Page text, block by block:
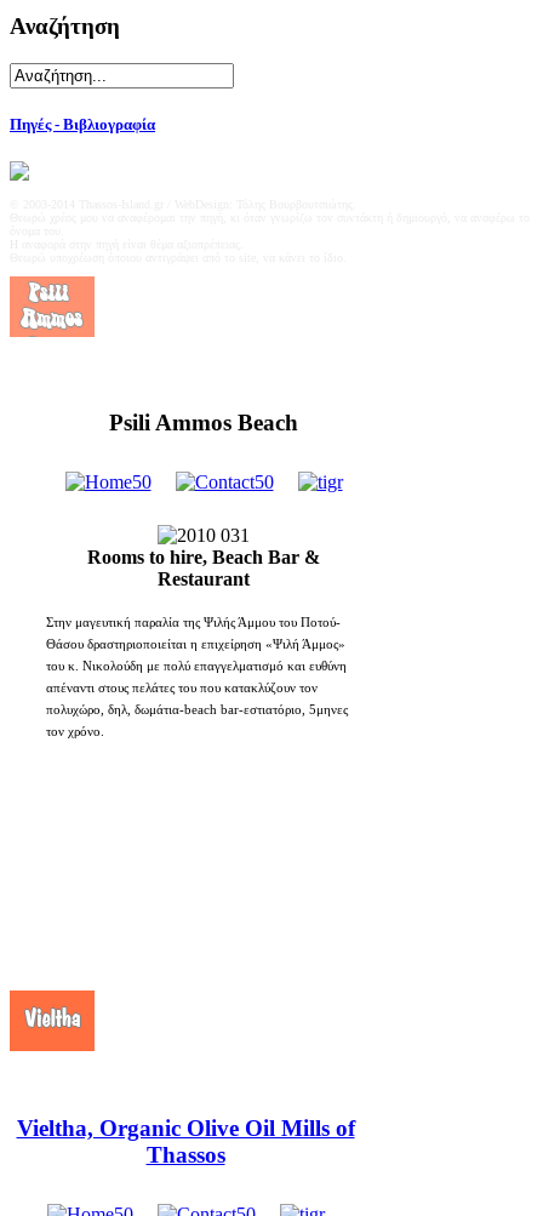
Αναζήτηση
Πηγές - Βιβλιογραφία
Psili Ammos Beach
Rooms to hire, Beach Bar &
Restaurant
Στην μαγευτική παραλία της Ψιλής Άμμου του Ποτού-
Θάσου δραστηριοποιείται η επιχείρηση «Ψιλή Άμμος»
του κ. Νικολούδη με πολύ επαγγελματισμό και ευθύνη
απέναντι στους πελάτες του που κατακλύζουν τον
πολυχώρο, δηλ, δωμάτια-beach bar-εστιατόριο, 5μηνες
τον χρόνο.
Vieltha, Organic Olive Oil Mills of
Thassos